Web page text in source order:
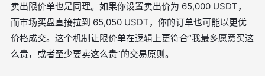
卖出限价单也是同理。如果你设置卖出价为 65,000 USDT，
而市场买盘直接拉到 65,050 USDT，你的订单也可能以更优
价格成交。这个机制让限价单在逻辑上更符合“我最多愿意买这
么贵，或者至少要卖这么贵”的交易原则。